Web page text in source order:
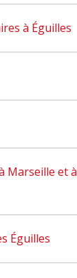
à Éguilles
Marseille et à
Éguilles